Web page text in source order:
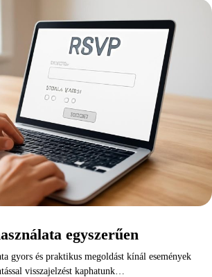
egyszerűen
gyors és praktikus megoldást kínál események
visszajelzést kaphatunk…